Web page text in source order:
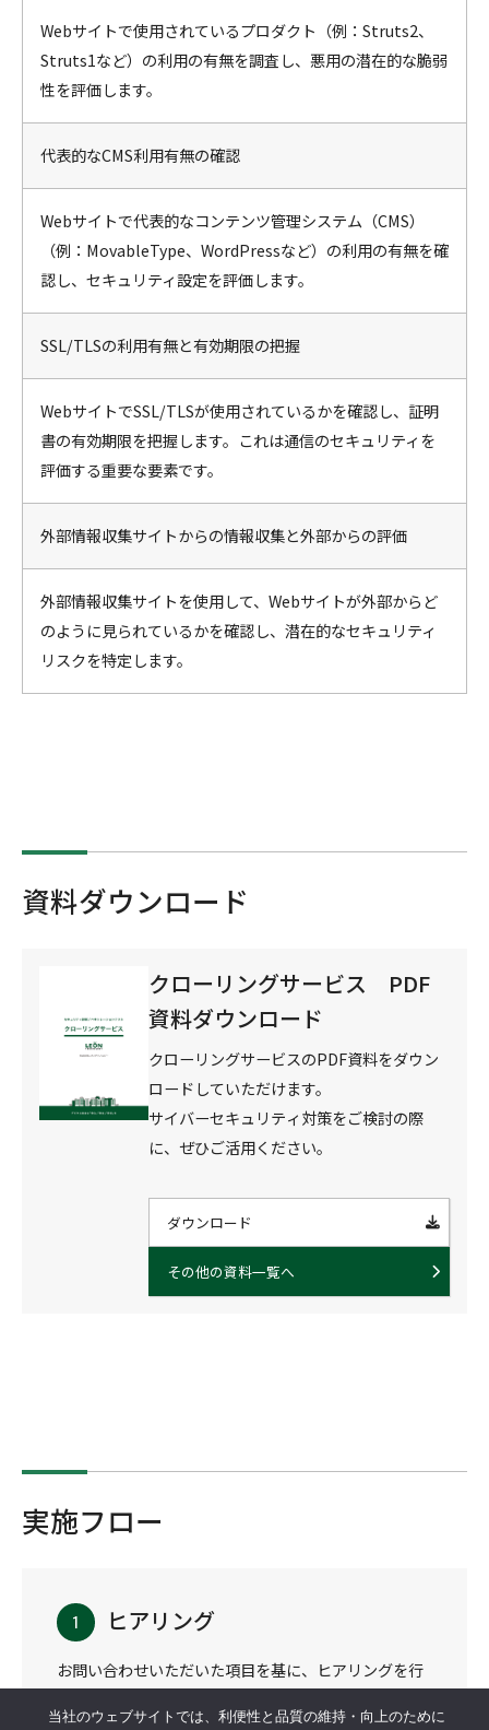
Webサイトで使用されているプロダクト（例：Struts2、
Struts1など）の利用の有無を調査し、悪用の潜在的な脆弱
性を評価します。
代表的なCMS利用有無の確認
Webサイトで代表的なコンテンツ管理システム（CMS）
（例：MovableType、WordPressなど）の利用の有無を確
認し、セキュリティ設定を評価します。
SSL/TLSの利用有無と有効期限の把握
WebサイトでSSL/TLSが使用されているかを確認し、証明
書の有効期限を把握します。これは通信のセキュリティを
評価する重要な要素です。
外部情報収集サイトからの情報収集と外部からの評価
外部情報収集サイトを使用して、Webサイトが外部からど
のように見られているかを確認し、潜在的なセキュリティ
リスクを特定します。
資料ダウンロード
クローリングサービス PDF
資料ダウンロード
クローリングサービスのPDF資料をダウン
ロードしていただけます。
サイバーセキュリティ対策をご検討の際
に、ぜひご活用ください。
ダウンロード
その他の資料一覧へ
実施フロー
ヒアリング
お問い合わせいただいた項目を基に、ヒアリングを行
当社のウェブサイトでは、利便性と品質の維持・向上のために